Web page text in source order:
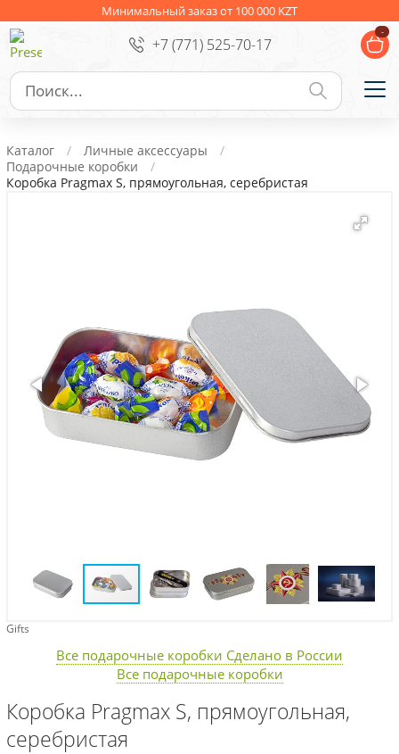
Минимальный заказ от 100 000 KZT
+7 (771) 525-70-17
-
Ежедневники Новогодние подарки
Сувениры к праздникам Упаковка
Личные аксессуары
Деловые подарки
Каталог
Личные аксессуары
Подарочные коробки
Коробка Pragmax S, прямоугольная, серебристая
Gifts
Все подарочные коробки Сделано в России
Все подарочные коробки
Коробка Pragmax S, прямоугольная,
серебристая